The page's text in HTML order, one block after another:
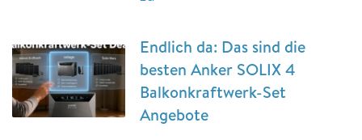
Endlich da: Das sind die
besten Anker SOLIX 4
Balkonkraftwerk-Set
Angebote